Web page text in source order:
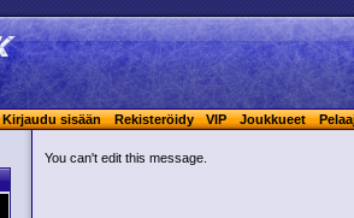
Kirjaudu sisään Rekisteröidy VIP Joukkueet
You can't edit this message.